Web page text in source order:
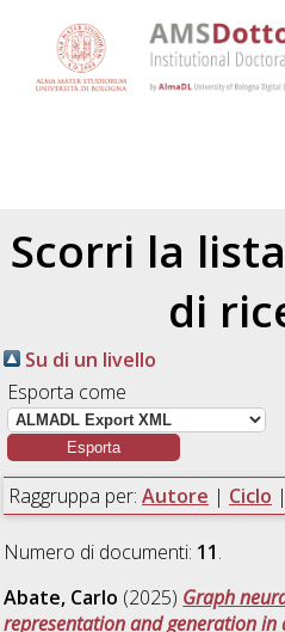
Scorri la
di
Su di un livello
Esporta come
Raggruppa per: Autore | Ciclo |
Numero di documenti: 11.
Abate, Carlo (2025) Graph
representation and generation in